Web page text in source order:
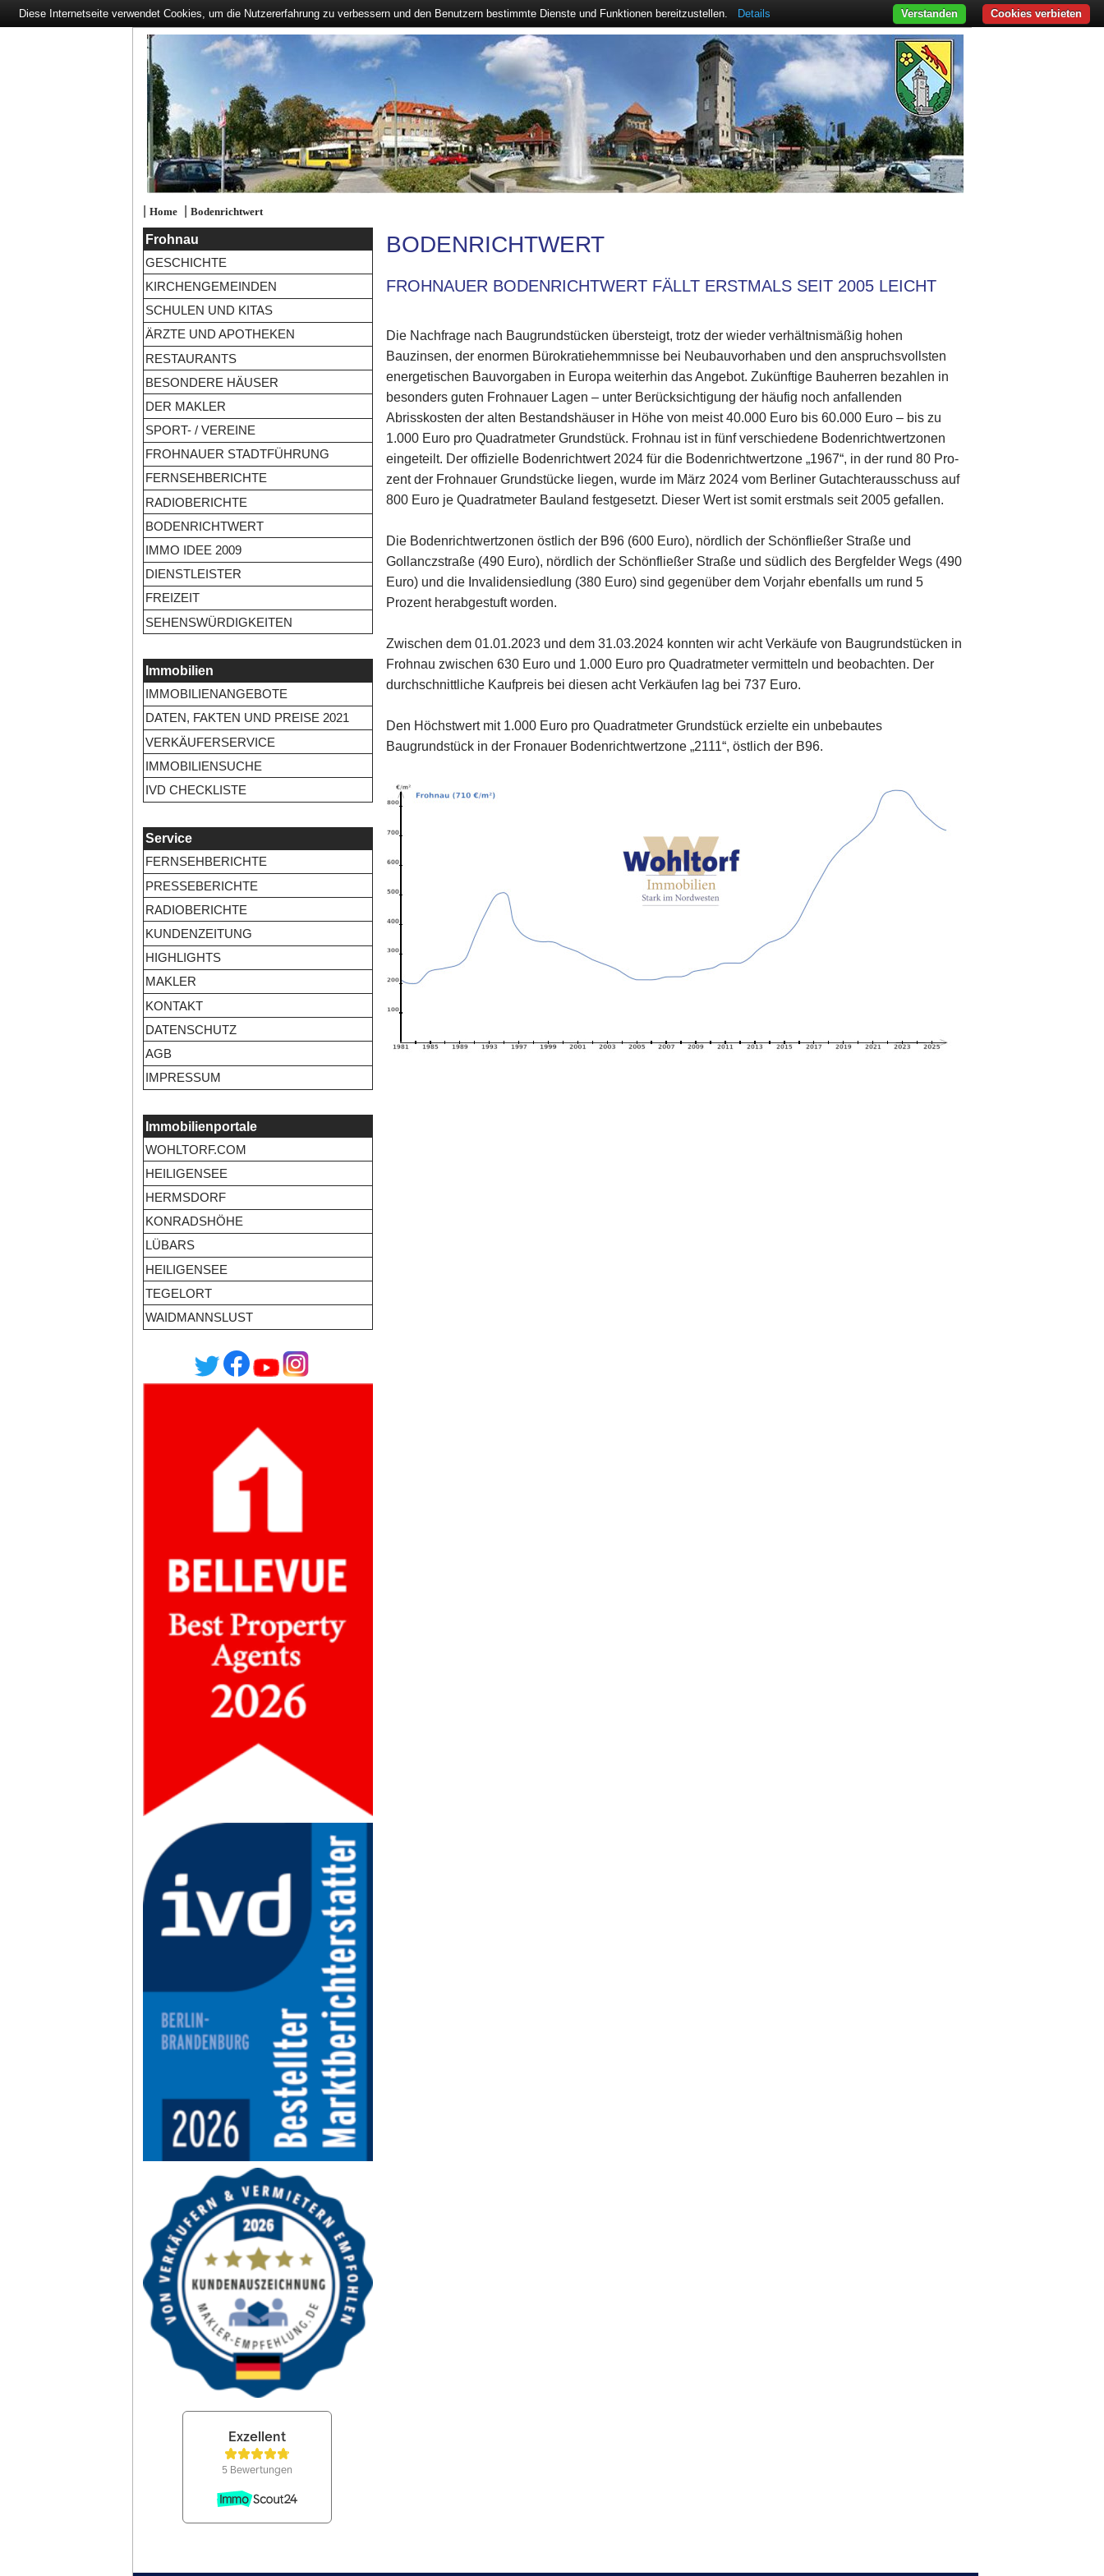
| Home| Bodenrichtwert
Frohnau
GESCHICHTE
KIRCHENGEMEINDEN
SCHULEN UND KITAS
ÄRZTE UND APOTHEKEN
RESTAURANTS
BESONDERE HÄUSER
DER MAKLER
SPORT- / VEREINE
FROHNAUER STADTFÜHRUNG
FERNSEHBERICHTE
RADIOBERICHTE
BODENRICHTWERT
IMMO IDEE 2009
DIENSTLEISTER
FREIZEIT
SEHENSWÜRDIGKEITEN
Immobilien
IMMOBILIENANGEBOTE
DATEN, FAKTEN UND PREISE 2021
VERKÄUFERSERVICE
IMMOBILIENSUCHE
IVD CHECKLISTE
Service
FERNSEHBERICHTE
PRESSEBERICHTE
RADIOBERICHTE
KUNDENZEITUNG
HIGHLIGHTS
MAKLER
KONTAKT
DATENSCHUTZ
AGB
IMPRESSUM
Immobilienportale
WOHLTORF.COM
HEILIGENSEE
HERMSDORF
KONRADSHÖHE
LÜBARS
HEILIGENSEE
TEGELORT
WAIDMANNSLUST
BODENRICHTWERT
FROHNAUER BODENRICHTWERT FÄLLT ERSTMALS SEIT 2005 LEICHT
Die Nachfrage nach Baugrundstücken übersteigt, trotz der wieder verhältnismäßig hohen
Bauzinsen, der enormen Bürokratiehemmnisse bei Neubauvorhaben und den anspruchsvollsten
energetischen Bauvorgaben in Europa weiterhin das Angebot. Zukünftige Bauherren bezahlen in
besonders guten Frohnauer Lagen – unter Berücksichtigung der häufig noch anfallenden
Abrisskosten der alten Bestandshäuser in Höhe von meist 40.000 Euro bis 60.000 Euro – bis zu
1.000 Euro pro Quadratmeter Grundstück. Frohnau ist in fünf verschiedene Bodenrichtwertzonen
eingeteilt. Der offizielle Bodenrichtwert 2024 für die Bodenrichtwertzone „1967“, in der rund 80 Pro-
zent der Frohnauer Grundstücke liegen, wurde im März 2024 vom Berliner Gutachterausschuss auf
800 Euro je Quadratmeter Bauland festgesetzt. Dieser Wert ist somit erstmals seit 2005 gefallen.
Die Bodenrichtwertzonen östlich der B96 (600 Euro), nördlich der Schönfließer Straße und
Gollanczstraße (490 Euro), nördlich der Schönfließer Straße und südlich des Bergfelder Wegs (490
Euro) und die Invalidensiedlung (380 Euro) sind gegenüber dem Vorjahr ebenfalls um rund 5
Prozent herabgestuft worden.
Zwischen dem 01.01.2023 und dem 31.03.2024 konnten wir acht Verkäufe von Baugrundstücken in
Frohnau zwischen 630 Euro und 1.000 Euro pro Quadratmeter vermitteln und beobachten. Der
durchschnittliche Kaufpreis bei diesen acht Verkäufen lag bei 737 Euro.
Den Höchstwert mit 1.000 Euro pro Quadratmeter Grundstück erzielte ein unbebautes
Baugrundstück in der Fronauer Bodenrichtwertzone „2111“, östlich der B96.
Diese Internetseite verwendet Cookies, um die Nutzererfahrung zu verbessern und den Benutzern bestimmte Dienste und Funktionen bereitzustellen. Details Cookies verbieten
Verstanden